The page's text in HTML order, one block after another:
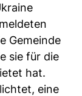
Gemeinde
sie für die
hat.
eine